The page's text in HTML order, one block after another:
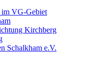
im VG-Gebiet
Kirchberg
Schalkham e.V.